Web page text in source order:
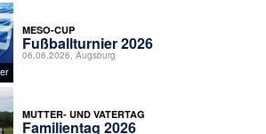
MESO-CUP
Fußballturnier 2026
06.06.2026, Augsburg
MUTTER- UND VATERTAG
Familientag 2026